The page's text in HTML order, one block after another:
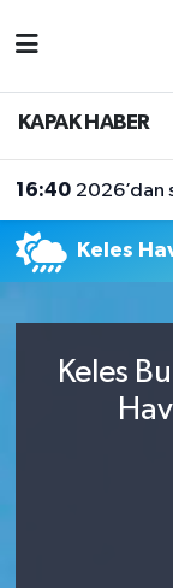
KAPAK HABER
16:40 2026’dan
Keles
Keles
Tekirdağ
Tüm